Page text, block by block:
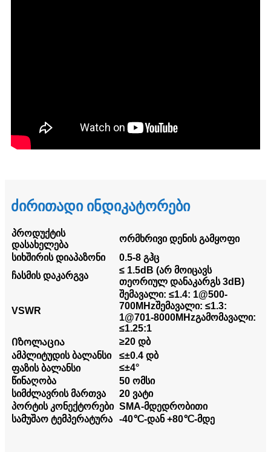
ძირითადი ინდიკატორები
პროდუქტის
დასახელება
ორმხრივი დენის გამყოფი
სიხშირის დიაპაზონი
0.5-8 გჰც
ჩასმის დაკარგვა
≤ 1.5dB (არ მოიცავს
თეორიულ დანაკარგს 3dB)
VSWR
შემავალი: ≤1.4: 1@500-
700MHzშემავალი: ≤1.3:
1@701-8000MHzგამომავალი:
≤1.25:1
Იზოლაცია
≥20 დბ
ამპლიტუდის ბალანსი
≤±0.4 დბ
ფაზის ბალანსი
≤±4°
წინაღობა
50 ომსი
სიმძლავრის მართვა
20 ვატი
პორტის კონექტორები SMA-მდედრობითი
სამუშაო ტემპერატურა
-40℃-დან +80℃-მდე